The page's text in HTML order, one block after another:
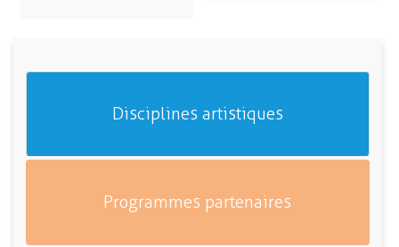
Disciplines artistiques
Programmes partenaires